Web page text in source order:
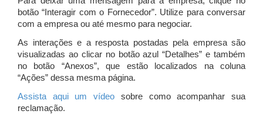
botão “Interagir com o Fornecedor”. Utilize para conversar
com a empresa ou até mesmo para negociar.
As interações e a resposta postadas pela empresa são
visualizadas ao clicar no botão azul “Detalhes” e também
no botão “Anexos”, que estão localizados na coluna
“Ações” dessa mesma página.
Assista aqui um vídeo sobre como acompanhar sua
reclamação.